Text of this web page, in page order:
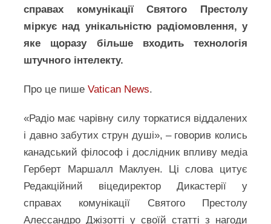
справах комунікації Святого Престолу
міркує над унікальністю радіомовлення, у
яке щоразу більше входить технологія
штучного інтелекту.
Про це пишеVatican News.
«Радіо має чарівну силу торкатися віддалених
і давно забутих струн душі», – говорив колись
канадський філософ і дослідник впливу медіа
Герберт Маршалл Маклуен. Ці слова цитує
Редакційний віцедиректор Дикастерії у
справах комунікації Святого Престолу
Алессандро Джізотті у своїй статті з нагоди